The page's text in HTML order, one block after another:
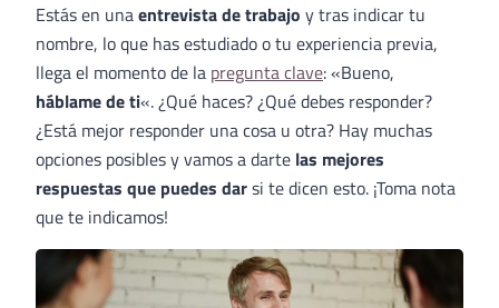
Estás en unaentrevista de trabajo y tras indicar tu
nombre, lo que has estudiado o tu experiencia previa,
llega el momento de la pregunta clave: «Bueno,
háblame de ti«. ¿Qué haces? ¿Qué debes responder?
¿Está mejor responder una cosa u otra? Hay muchas
opciones posibles y vamos a darte las mejores
respuestas que puedes darsi te dicen esto. ¡Toma nota
que te indicamos!